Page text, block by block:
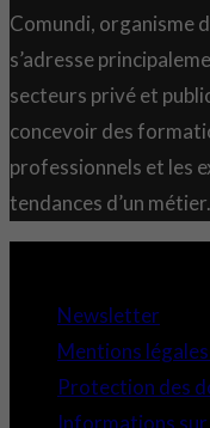
Comundi, organisme
s’adresse
secteurs privé et
concevoir des
professionnels et les
tendances d’un métier.
Newsletter
Mentions
Protection des
Informations sur